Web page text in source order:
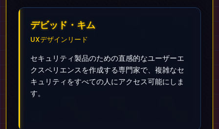
デビッド・キム
UXデザインリード
セキュリティ製品のための直感的なユーザーエ
クスペリエンスを作成する専門家で、複雑なセ
キュリティをすべての人にアクセス可能にしま
す。